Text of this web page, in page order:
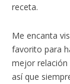
receta.
Me encanta
favorito para
mejor relación
así que